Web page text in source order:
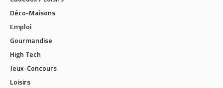
Déco-Maisons
Emploi
Gourmandise
High Tech
Jeux-Concours
Loisirs